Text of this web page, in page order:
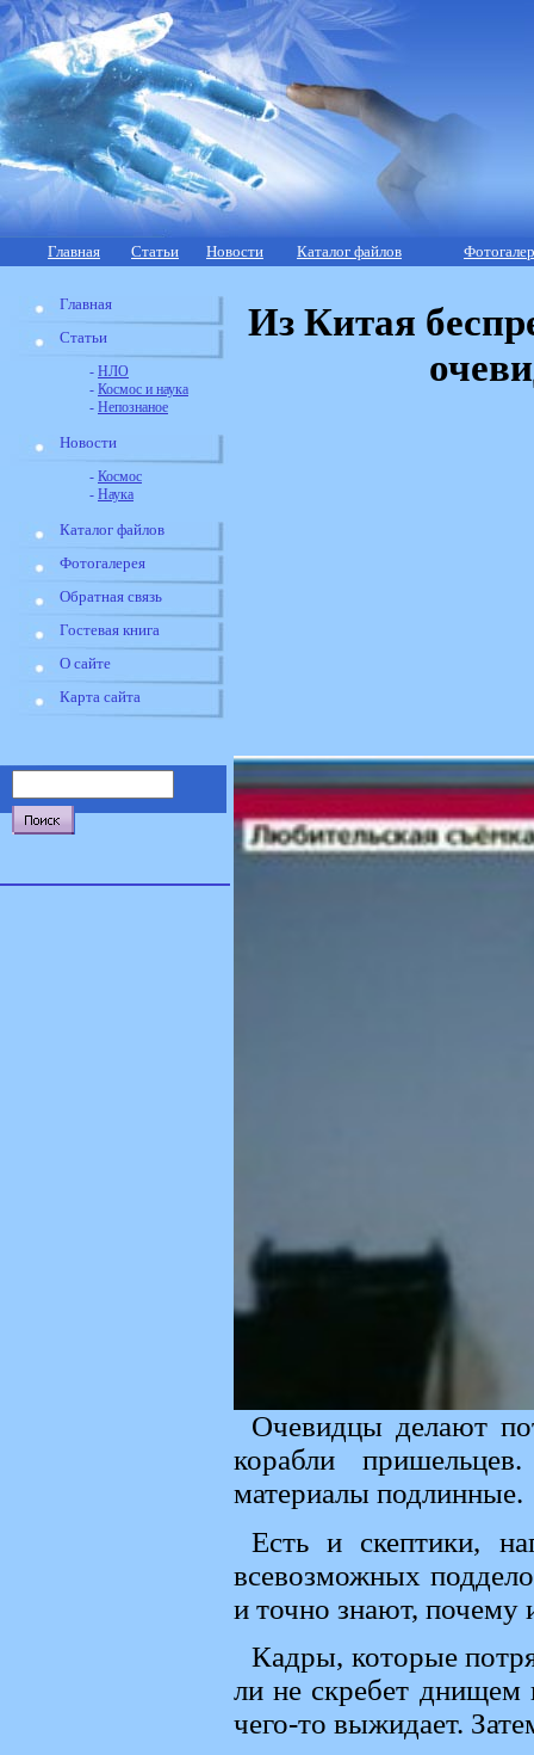
Главная Статьи Новости Каталог файлов
Главная
Статьи
- НЛО
- Космос и наука
- Непознаное
Новости
- Космос
- Наука
Каталог файлов
Фотогалерея
Обратная связь
Гостевая книга
О сайте
Карта сайта
Из Китая
Очевидцы делают
корабли
материалы подлинные.
Есть и скептики,
всевозможных
и точно знают, почему
Кадры, которые
ли не скребет
чего-то выжидает.